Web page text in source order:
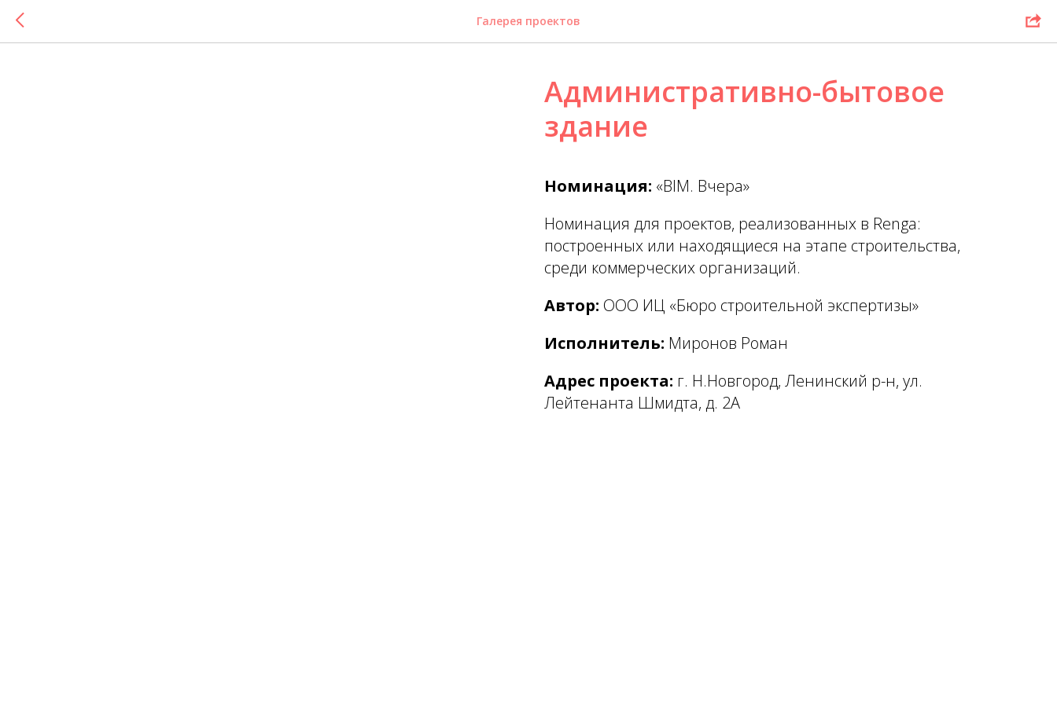
Галерея проектов
Административно-бытовое
здание
Номинация: «BIM. Вчера»
Номинация для проектов, реализованных в Renga:
построенных или находящиеся на этапе строительства,
среди коммерческих организаций.
Автор: ООО ИЦ «Бюро строительной экспертизы»
Исполнитель: Миронов Роман
Адрес проекта: г. Н.Новгород, Ленинский р-н, ул.
Лейтенанта Шмидта, д. 2А